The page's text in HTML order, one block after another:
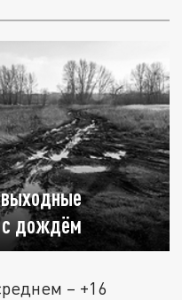
с дождём
– +16